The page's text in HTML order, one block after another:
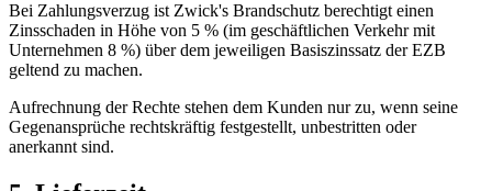
Bei Zahlungsverzug ist Zwick's Brandschutz berechtigt einen
Zinsschaden in Höhe von 5 % (im geschäftlichen Verkehr mit
Unternehmen 8 %) über dem jeweiligen Basiszinssatz der EZB
geltend zu machen.
Aufrechnung der Rechte stehen dem Kunden nur zu, wenn seine
Gegenansprüche rechtskräftig festgestellt, unbestritten oder
anerkannt sind.